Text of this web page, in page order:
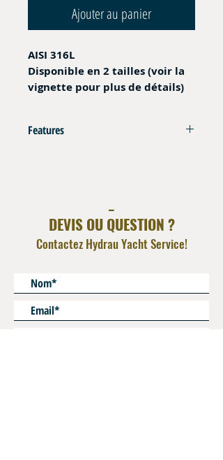
Ajouter au panier
AISI 316L
Disponible en 2 tailles(voir la
vignette pour plus de détails)
Features
DEVIS OU QUESTION ?
Contactez Hydrau Yacht Service!